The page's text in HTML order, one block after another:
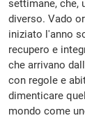
settimane, che,
diverso. Vado
iniziato l'anno
recupero e
che arrivano
con regole e
dimenticare
mondo come